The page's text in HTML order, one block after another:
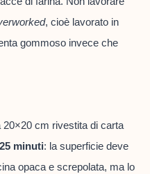
, cioè lavorato in
gommoso invece che
20×20 cm rivestita di carta
minuti: la superficie deve
opaca e screpolata, ma lo